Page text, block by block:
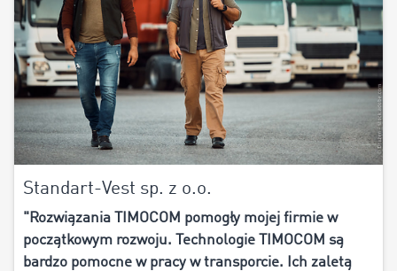
Standart-Vest sp. z o.o.
"Rozwiązania TIMOCOM pomogły mojej firmie w
początkowym rozwoju. Technologie TIMOCOM są
bardzo pomocne w pracy w transporcie. Ich zaletą